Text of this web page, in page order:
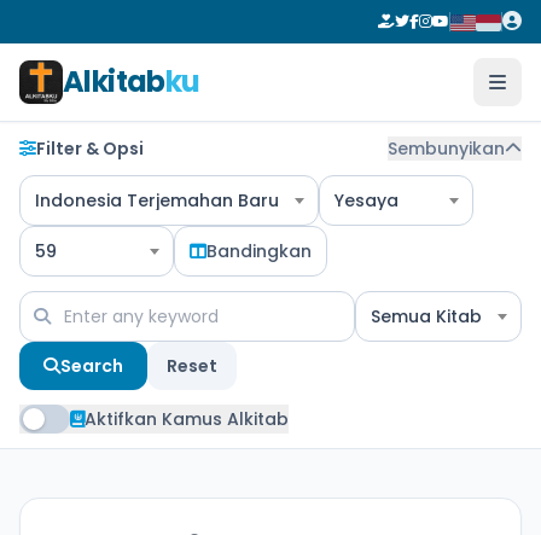
Alkitabku
Filter & Opsi Sembunyikan
Indonesia Terjemahan Baru Yesaya
59 Bandingkan
Semua Kitab
Search Reset
Aktifkan Kamus Alkitab